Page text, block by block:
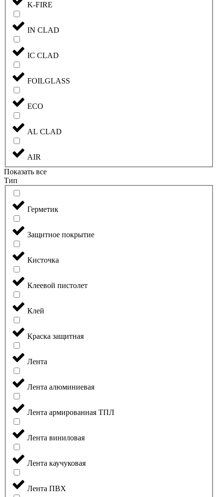
K-FIRE
IN CLAD
IC CLAD
FOILGLASS
ECO
AL CLAD
AIR
Показать все
Тип
Герметик
Защитное покрытие
Кисточка
Клеевой пистолет
Клей
Краска защитная
Лента
Лента алюминиевая
Лента армированная ТПЛ
Лента виниловая
Лента каучуковая
Лента ПВХ